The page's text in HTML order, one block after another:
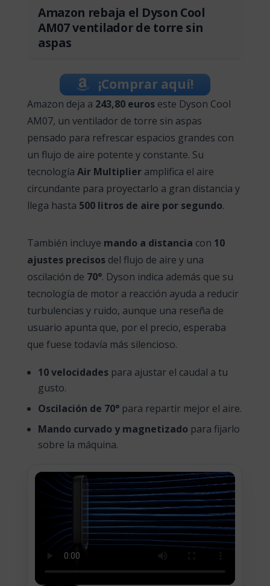
Amazon rebaja el Dyson Cool
AM07 ventilador de torre sin
aspas
¡Comprar aquí!
Amazon deja a 243,80 euroseste Dyson Cool
AM07, un ventilador de torre sin aspas
pensado para refrescar espacios grandes con
un flujo de aire potente y constante. Su
tecnología Air Multiplieramplifica el aire
circundante para proyectarlo a gran distancia y
llega hasta 500 litros de aire por segundo.
También incluye mando a distancia con 10
ajustes precisosdel flujo de aire y una
oscilación de 70°. Dyson indica además que su
tecnología de motor a reacción ayuda a reducir
turbulencias y ruido, aunque una reseña de
usuario apunta que, por el precio, esperaba
que fuese todavía más silencioso.
10 velocidades para ajustar el caudal a tu
gusto.
Oscilación de 70° para repartir mejor el aire.
Mando curvado y magnetizado para fijarlo
sobre la máquina.